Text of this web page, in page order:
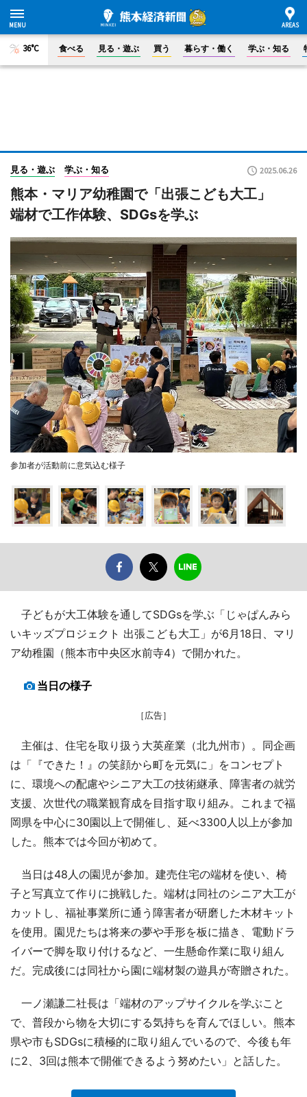
36°C 食べる 見る・遊ぶ 買う 暮らす・働く 学ぶ・知る
見る・遊ぶ 学ぶ・知る 2025.06.26
熊本・マリア幼稚園で「出張こども大工」
端材で工作体験、SDGsを学ぶ
参加者が活動前に意気込む様子
子どもが大工体験を通してSDGsを学ぶ「じゃぱんみら
いキッズプロジェクト 出張こども大工」が6月18日、マリ
ア幼稚園（熊本市中央区水前寺4）で開かれた。
当日の様子
［広告］
主催は、住宅を取り扱う大英産業（北九州市）。同企画
は「『できた！』の笑顔から町を元気に」をコンセプト
に、環境への配慮やシニア大工の技術継承、障害者の就労
支援、次世代の職業観育成を目指す取り組み。これまで福
岡県を中心に30園以上で開催し、延べ3300人以上が参加
した。熊本では今回が初めて。
当日は48人の園児が参加。建売住宅の端材を使い、椅
子と写真立て作りに挑戦した。端材は同社のシニア大工が
カットし、福祉事業所に通う障害者が研磨した木材キット
を使用。園児たちは将来の夢や手形を板に描き、電動ドラ
イバーで脚を取り付けるなど、一生懸命作業に取り組ん
だ。完成後には同社から園に端材製の遊具が寄贈された。
一ノ瀬謙二社長は「端材のアップサイクルを学ぶこと
で、普段から物を大切にする気持ちを育んでほしい。熊本
県や市もSDGsに積極的に取り組んでいるので、今後も年
に2、3回は熊本で開催できるよう努めたい」と話した。